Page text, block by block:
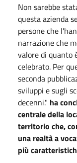
Non sarebbe
questa azienda
persone che
narrazione che
valore di quanto
celebrato. Per
seconda
sviluppi e sugli
decenni." ha
centrale della
territorio che,
una realtà a
più